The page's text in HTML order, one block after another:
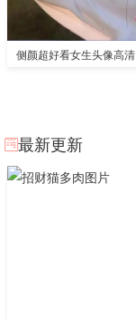
侧颜超好看女生头像高清
最新更新